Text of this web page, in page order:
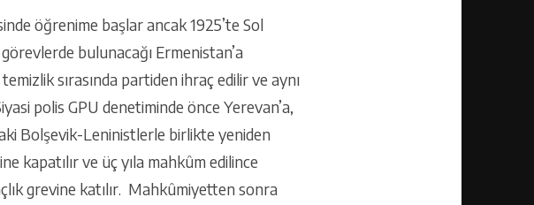
öğrenime başlar ancak 1925’te Sol
bulunacağı Ermenistan’a
sırasında partiden ihraç edilir ve aynı
polis GPU denetiminde önce Yerevan’a,
Bolşevik-Leninistlerle birlikte yeniden
kapatılır ve üç yıla mahkûm edilince
grevine katılır. Mahkûmiyetten sonra